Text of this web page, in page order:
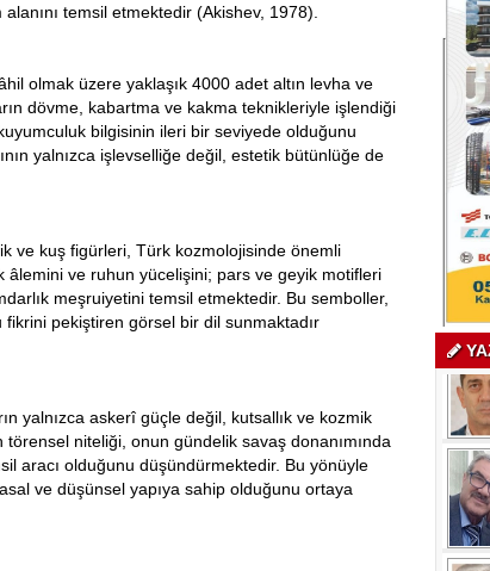
temsil etmektedir (Akishev, 1978).
olmak üzere yaklaşık 4000 adet altın levha ve
dövme, kabartma ve kakma teknikleriyle işlendiği
bilgisinin ileri bir seviyede olduğunu
yalnızca işlevselliğe değil, estetik bütünlüğe de
ve kuş figürleri, Türk kozmolojisinde önemli
âlemini ve ruhun yücelişini; pars ve geyik motifleri
meşruiyetini temsil etmektedir. Bu semboller,
pekiştiren görsel bir dil sunmaktadır
yalnızca askerî güçle değil, kutsallık ve kozmik
niteliği, onun gündelik savaş donanımında
aracı olduğunu düşündürmektedir. Bu yönüyle
ve düşünsel yapıya sahip olduğunu ortaya